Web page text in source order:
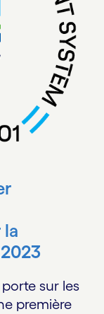
sur les
première